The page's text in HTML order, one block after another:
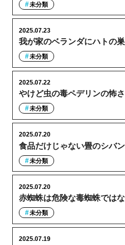
未分類
我が家のベランダにハトの
2025.07.23
未分類
やけど虫の毒ペデリンの怖さ
2025.07.22
未分類
食品だけじゃない畳のシバ
2025.07.20
未分類
赤蜘蛛は危険な毒蜘蛛では
2025.07.20
未分類
2025.07.19